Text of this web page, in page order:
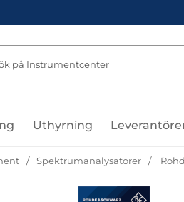
Uthyrning
Spektrumanalysatorer